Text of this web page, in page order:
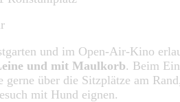
und im Open-Air-Kino
und mit Maulkorb. Beim
über die Sitzplätze am
mit Hund eignen.